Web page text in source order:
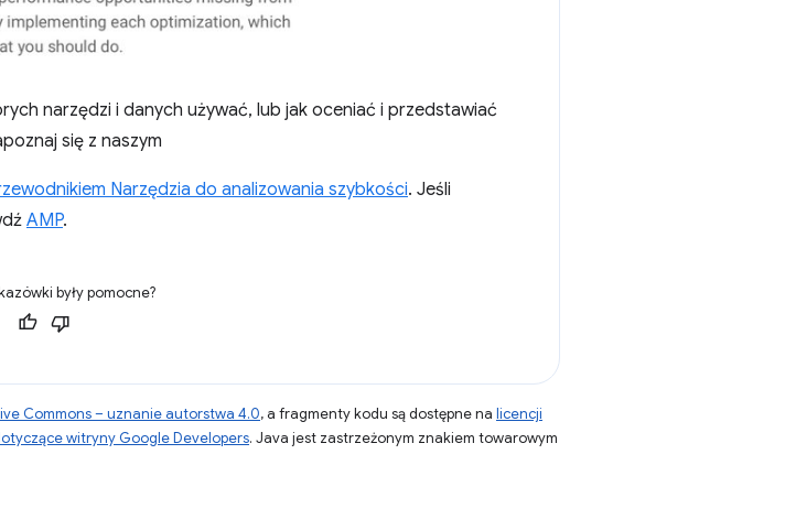
narzędzi i danych używać, lub jak oceniać i przedstawiać
się z naszym
Narzędzia do analizowania szybkości. Jeśli
AMP.
były pomocne?
Commons – uznanie autorstwa 4.0, a fragmenty kodu są dostępne na licencji
witryny Google Developers. Java jest zastrzeżonym znakiem towarowym